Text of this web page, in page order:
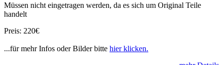
Müssen nicht eingetragen werden, da es sich um Original Teile
handelt
Preis: 220€
...für mehr Infos oder Bilder bitte hier klicken.